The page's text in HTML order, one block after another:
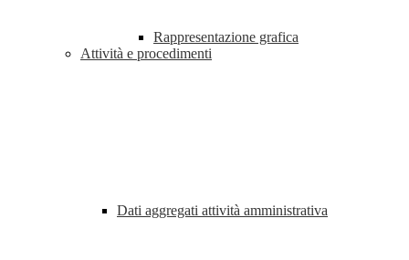
Rappresentazione grafica
Attività e procedimenti
Dati aggregati attività amministrativa